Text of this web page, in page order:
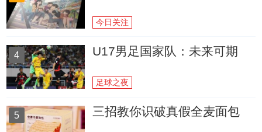
今日关注
4 U17男足国家队：未来可期
足球之夜
5 三招教你识破真假全麦面包